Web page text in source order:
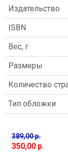
Издательство
ISBN
Вес, г
Размеры
Количество
Тип обложки
389,00 р.
350,00 р.